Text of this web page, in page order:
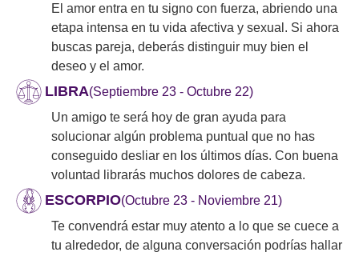
El amor entra en tu signo con fuerza, abriendo una
etapa intensa en tu vida afectiva y sexual. Si ahora
buscas pareja, deberás distinguir muy bien el
deseo y el amor.
LIBRA(Septiembre 23 - Octubre 22)
Un amigo te será hoy de gran ayuda para
solucionar algún problema puntual que no has
conseguido desliar en los últimos días. Con buena
voluntad librarás muchos dolores de cabeza.
ESCORPIO(Octubre 23 - Noviembre 21)
Te convendrá estar muy atento a lo que se cuece a
tu alrededor, de alguna conversación podrías hallar